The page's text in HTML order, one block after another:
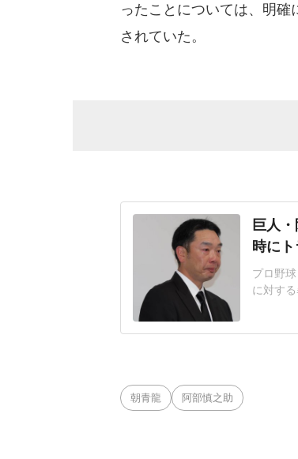
ったことについては、明
されていた。
巨人
時に
プロ野
に対す
された
し、こ
朝青龍 阿部慎之助